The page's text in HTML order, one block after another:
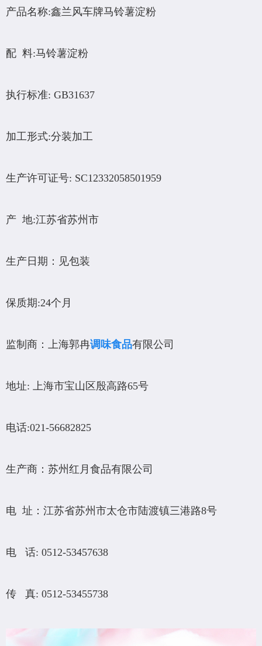
产品名称:鑫兰风车牌马铃薯淀粉
配 料:马铃薯淀粉
执行标准: GB31637
加工形式:分装加工
生产许可证号: SC12332058501959
产 地:江苏省苏州市
生产日期：见包装
保质期:24个月
监制商：上海郭冉调味食品有限公司
地址: 上海市宝山区殷高路65号
电话:021-56682825
生产商：苏州红月食品有限公司
电 址：江苏省苏州市太仓市陆渡镇三港路8号
电 话: 0512-53457638
传 真: 0512-53455738